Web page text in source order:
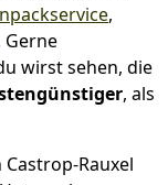
,
Gerne
wirst sehen, die
, als
Rauxel